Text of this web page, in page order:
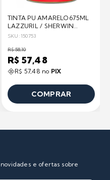
TINTA PU AMARELO 675ML
LAZZURIL / SHERWIN
WILLIAMS
SKU: 150753
R$ 58,10
R$ 57,48
R$ 57,48 no PIX
COMPRAR
e ofertas sobre